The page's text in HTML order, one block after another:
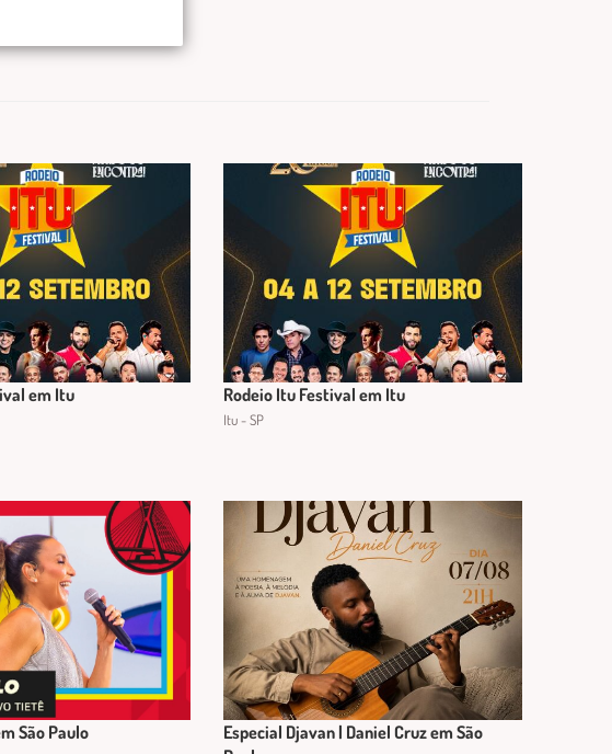
em Itu Rodeio Itu Festival em Itu
Itu - SP
São Paulo
Especial Djavan | Daniel Cruz em São